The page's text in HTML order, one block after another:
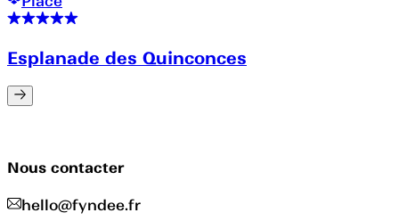
Esplanade des Quinconces
Nous contacter
hello@fyndee.fr